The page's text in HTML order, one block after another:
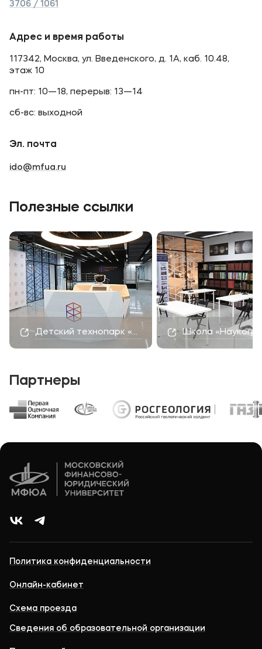
3706 / 1061
Адрес и время работы
117342, Москва, ул. Введенского, д. 1А, каб. 10.48,
этаж 10
пн-пт: 10—18, перерыв: 13—14
сб-вс: выходной
Эл. почта
ido@mfua.ru
Полезные ссылки
Детский технопарк «Наукоград» Школа
Партнеры
Политика конфиденциальности
Онлайн-кабинет
Схема проезда
Сведения об образовательной организации